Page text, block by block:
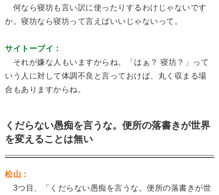
何なら寝坊も言い訳に使ったりするわけじゃないです
か。寝坊なら寝坊って言えばいいじゃないって。
サイトーブイ：
それが嫌な人もいますからね。「はぁ？ 寝坊？」って
いう人に対して体調不良と言っておけば、丸く収まる場
合もありますからね。
くだらない愚痴を言うな。便所の落書きが世界
を変えることは無い
松山：
3つ目、「くだらない愚痴を言うな。便所の落書きが世